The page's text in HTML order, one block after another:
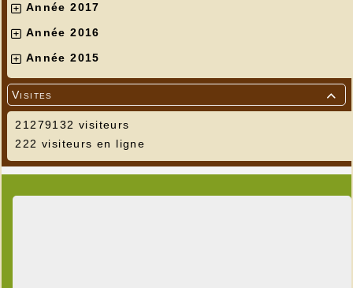
Année 2017
Année 2016
Année 2015

Visites
21279132 visiteurs
222 visiteurs en ligne